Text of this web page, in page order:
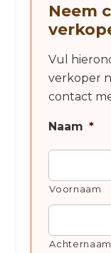
Neem
Vul
verkoper
contact
Naam *
Voornaam
Achternaam